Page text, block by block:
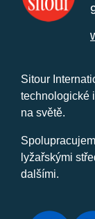
Sitour
technologické
na světě.
lyžařskými
dalšími.